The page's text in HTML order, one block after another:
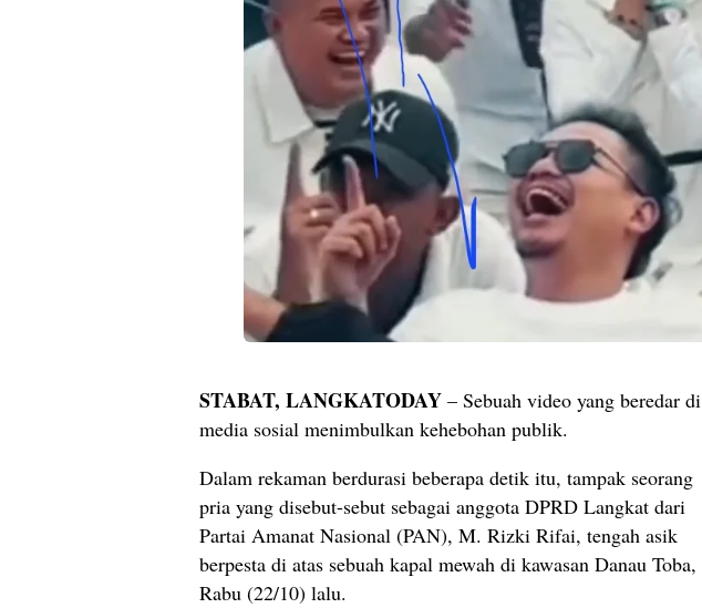
STABAT, LANGKATODAY – Sebuah video yang beredar di
media sosial menimbulkan kehebohan publik.
Dalam rekaman berdurasi beberapa detik itu, tampak seorang
pria yang disebut-sebut sebagai anggota DPRD Langkat dari
Partai Amanat Nasional (PAN), M. Rizki Rifai, tengah asik
berpesta di atas sebuah kapal mewah di kawasan Danau Toba,
Rabu (22/10) lalu.